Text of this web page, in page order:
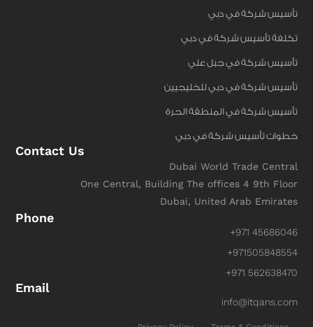
تأسيس شركة في دبي
تكلفة تأسيس شركة في دبي
تأسيس شركة في جبل علي
تأسيس شركة في دبي للخليجيين
تأسيس شركة في المنطقة الحرة
خطوات تأسيس شركة في دبي
Contact Us
Dubai World Trade Central
One Central, Building The offices 4 9th Floor
Dubai, United Arab Emirates
Phone
+971 45686046
+971505848554
+971 562638470
Email
info@itqans.com